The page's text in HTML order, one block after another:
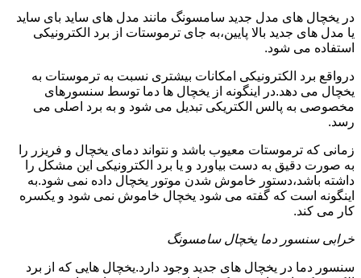
در یخچال های مدل جدید سامسونگ مانند مدل های ساید بای ساید
یا مدل های جدید بالا پایین،به جای ترموستات از برد الکترونیکی
استفاده می شود.
درواقع برد الکترونیکی امکانات بیشتری نسبت به ترموستات به
یخچال می دهد.در اینگونه از یخچال ها دما توسط سنسورهای
مخصوصی به پالس الکتریکی تبدیل می شود و به برد اصلی می
رسد.
زمانی که ترموستات معیوب باشد و نتواند دمای یخچال و فریزر را
به صورت دقیق به دست بیاورد و یا برد الکترونیکی این مشکل را
داشته باشد،دستور خاموش شدن موتور یخچال داده نمی شود.به
اینگونه است که گفته می شود یخچال خاموش نمی شود و یکسره
کار می کند.
خرابی سنسور دما یخچال سامسونگ
سنسور دما در یخچال های جدید وجود دارد.یخچال هایی که از برد